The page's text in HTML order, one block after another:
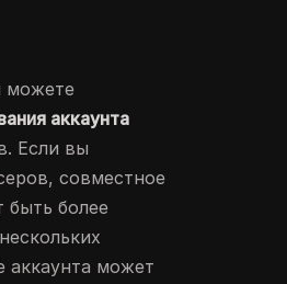
можете
аккаунта
Если вы
совместное
быть более
аккаунта может